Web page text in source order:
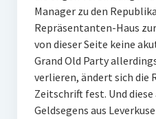
Manager zu den
Repräsentanten-Haus
von dieser Seite keine
Grand Old Party
verlieren, ändert sich die
Zeitschrift fest. Und
Geldsegens aus